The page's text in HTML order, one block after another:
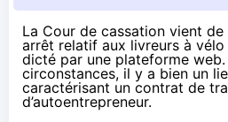
La Cour de cassation vient
arrêt relatif aux livreurs à
dicté par une plateforme web.
circonstances, il y a bien un
caractérisant un contrat de
d’autoentrepreneur.